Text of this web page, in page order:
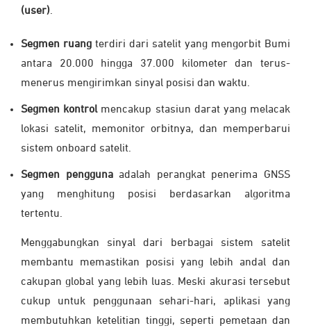
(user).
Segmen ruang terdiri dari satelit yang mengorbit Bumi
antara 20.000 hingga 37.000 kilometer dan terus-
menerus mengirimkan sinyal posisi dan waktu.
Segmen kontrolmencakup stasiun darat yang melacak
lokasi satelit, memonitor orbitnya, dan memperbarui
sistem onboard satelit.
Segmen penggunaadalah perangkat penerima GNSS
yang menghitung posisi berdasarkan algoritma
tertentu.
Menggabungkan sinyal dari berbagai sistem satelit
membantu memastikan posisi yang lebih andal dan
cakupan global yang lebih luas. Meski akurasi tersebut
cukup untuk penggunaan sehari-hari, aplikasi yang
membutuhkan ketelitian tinggi, seperti pemetaan dan